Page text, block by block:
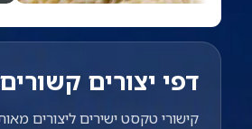
דפי יצורים קשורים
קישורי טקסט ישירים ליצורים